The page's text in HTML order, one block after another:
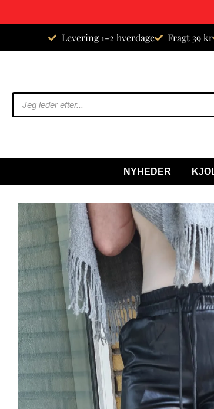
Levering 1-2 hverdage Fragt 39 kr
NYHEDER